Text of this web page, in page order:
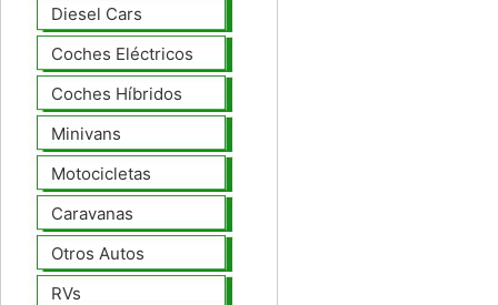
Diesel Cars
Coches Eléctricos
Coches Híbridos
Minivans
Motocicletas
Caravanas
Otros Autos
RVs